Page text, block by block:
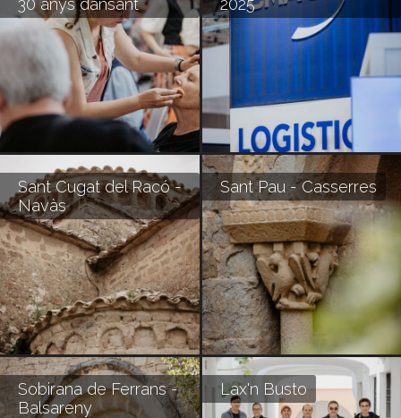
Sant Cugat del Racó -
Navàs
Sant Pau - Casserres
Sobirana de Ferrans -
Balsareny
Lax'n Busto